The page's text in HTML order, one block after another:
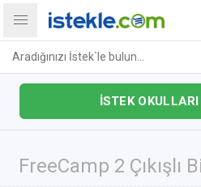
İSTEK
FreeCamp 2 Çıkışlı